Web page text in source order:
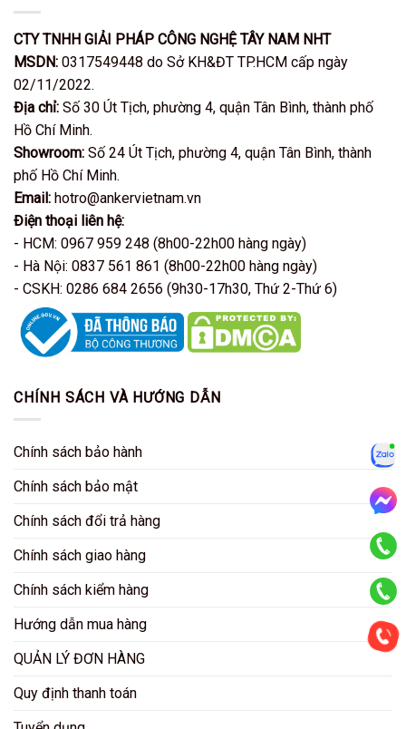
CTY TNHH GIẢI PHÁP CÔNG NGHỆ TÂY NAM NHT
MSDN: 0317549448 do Sở KH&ĐT TP.HCM cấp ngày
02/11/2022.
Địa chỉ: Số 30 Út Tịch, phường 4, quận Tân Bình, thành phố
Hồ Chí Minh.
Showroom: Số 24 Út Tịch, phường 4, quận Tân Bình, thành
phố Hồ Chí Minh.
Email: hotro@ankervietnam.vn
Điện thoại liên hệ:
- HCM: 0967 959 248 (8h00-22h00 hàng ngày)
- Hà Nội: 0837 561 861 (8h00-22h00 hàng ngày)
- CSKH: 0286 684 2656 (9h30-17h30, Thứ 2-Thứ 6)
CHÍNH SÁCH VÀ HƯỚNG DẪN
Chính sách bảo hành
Chính sách bảo mật
Chính sách đổi trả hàng
Chính sách giao hàng
Chính sách kiểm hàng
Hướng dẫn mua hàng
QUẢN LÝ ĐƠN HÀNG
Quy định thanh toán